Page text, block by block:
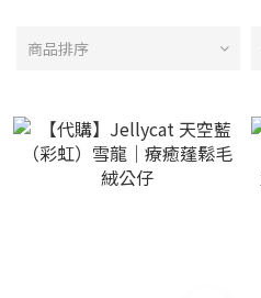
商品排序